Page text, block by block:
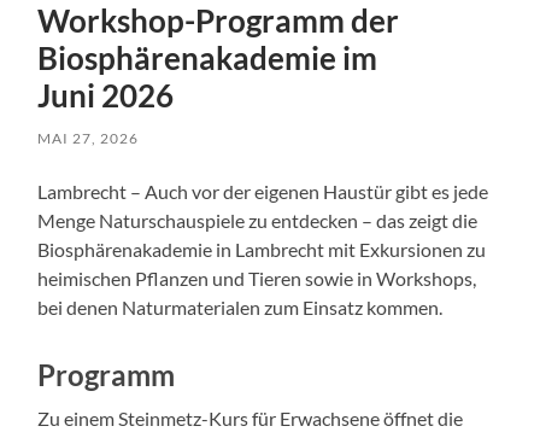
Workshop-Programm der
Biosphärenakademie im
Juni 2026
MAI 27, 2026
Lambrecht – Auch vor der eigenen Haustür gibt es jede
Menge Naturschauspiele zu entdecken – das zeigt die
Biosphärenakademie in Lambrecht mit Exkursionen zu
heimischen Pflanzen und Tieren sowie in Workshops,
bei denen Naturmaterialen zum Einsatz kommen.
Programm
Zu einem Steinmetz-Kurs für Erwachsene öffnet die